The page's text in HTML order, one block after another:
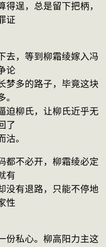
逞，总是留下把柄，
证
，等到柳霜绫嫁入冯
论
梦多的路子，毕竟这块
迫柳氏，让柳氏近乎无
了
沽。
不必开，柳霜绫必定
有
没有退路，只能不停地
性
私心。柳高阳力主这